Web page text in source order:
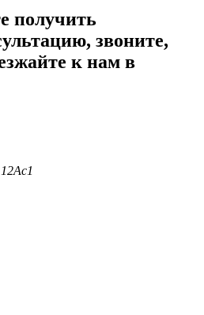
получить
звоните,
к нам в